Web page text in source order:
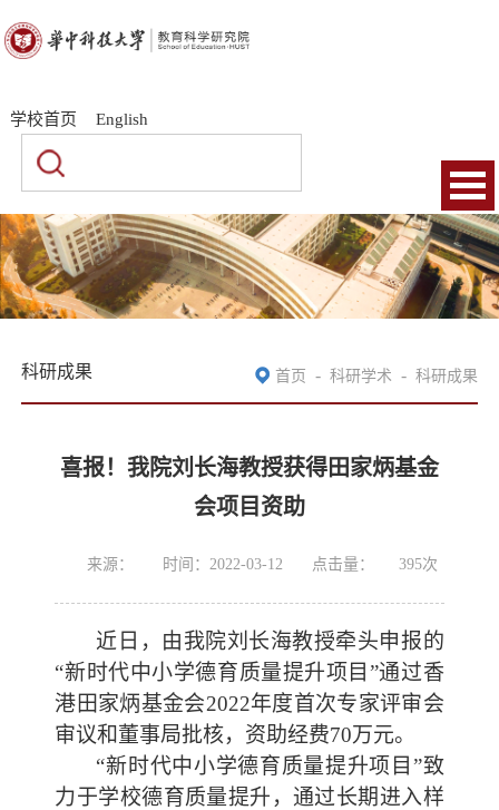
学校首页 English
科研成果 首页 - 科研学术 - 科研成果
喜报！我院刘长海教授获得田家炳基金
会项目资助
来源： 时间：2022-03-12 点击量： 395次
近日，由我院刘长海教授牵头申报的
“新时代中小学德育质量提升项目 ”通过香
港田家炳基金会2022年度首次专家评审会
审议和董事局批核，资助经费70万元。
“新时代中小学德育质量提升项目 ”致
力于学校德育质量提升，通过长期进入样